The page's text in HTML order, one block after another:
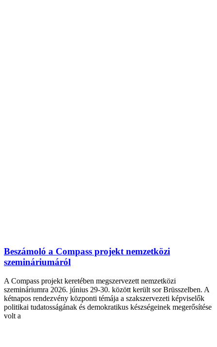
Beszámoló a Compass projekt nemzetközi
szemináriumáról
A Compass projekt keretében megszervezett nemzetközi
szemináriumra 2026. június 29-30. között került sor Brüsszelben. A
kétnapos rendezvény központi témája a szakszervezeti képviselők
politikai tudatosságának és demokratikus készségeinek megerősítése
volt a